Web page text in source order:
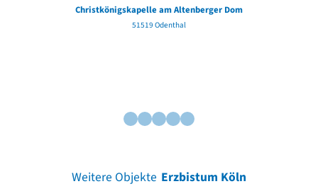
Christkönigskapelle am Altenberger Dom
51519 Odenthal
Weitere Objekte Erzbistum Köln